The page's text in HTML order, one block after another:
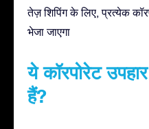
तेज़ शिपिंग के लिए, प्रत्येक
भेजा जाएगा
ये कॉरपोरेट
हैं?